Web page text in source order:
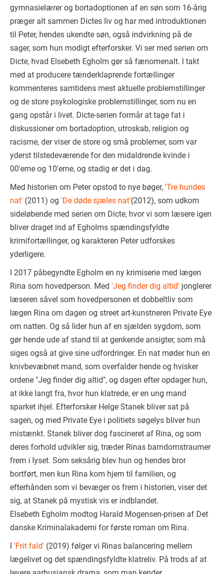
gymnasielærer og bortadoptionen af en søn som 16-årig
præger alt sammen Dictes liv og har med introduktionen
til Peter, hendes ukendte søn, også indvirkning på de
sager, som hun modigt efterforsker. Vi ser med serien om
Dicte, hvad Elsebeth Egholm gør så fænomenalt. I takt
med at producere tænderklaprende fortællinger
kommenteres samtidens mest aktuelle problemstillinger
og de store psykologiske problemstillinger, som nu en
gang opstår i livet. Dicte-serien formår at tage fat i
diskussioner om bortadoption, utroskab, religion og
racisme, der viser de store og små problemer, som var
yderst tilstedeværende for den midaldrende kvinde i
00'erne og 10'erne, og stadig er det i dag.
Med historien om Peter opstod to nye bøger, 'Tre hundes
nat' (2011) og 'De døde sjæles nat'(2012), som udkom
sideløbende med serien om Dicte, hvor vi som læsere igen
bliver draget ind af Egholms spændingsfyldte
krimifortællinger, og karakteren Peter udforskes
yderligere.
I 2017 påbegyndte Egholm en ny krimiserie med lægen
Rina som hovedperson. Med 'Jeg finder dig altid' jonglerer
læseren såvel som hovedpersonen et dobbeltliv som
lægen Rina om dagen og street art-kunstneren Private Eye
om natten. Og så lider hun af en sjælden sygdom, som
gør hende ude af stand til at genkende ansigter, som må
siges også at give sine udfordringer. En nat møder hun en
knivbevæbnet mand, som overfalder hende og hvisker
ordene "Jeg finder dig altid", og dagen efter opdager hun,
at ikke langt fra, hvor hun klatrede, er en ung mand
sparket ihjel. Efterforsker Helge Stanek bliver sat på
sagen, og med Private Eye i politiets søgelys bliver hun
mistænkt. Stanek bliver dog fascineret af Rina, og som
deres forhold udvikler sig, træder Rinas barndomstraumer
frem i lyset. Som seksårig blev hun og hendes bror
bortført, men kun Rina kom hjem til familien, og
efterhånden som vi bevæger os frem i historien, viser det
sig, at Stanek på mystisk vis er indblandet.
Elsebeth Egholm modtog Harald Mogensen-prisen af Det
danske Kriminalakademi for første roman om Rina.
I 'Frit fald' (2019) følger vi Rinas balancering mellem
lægelivet og det spændingsfyldte klatreliv. På trods af at